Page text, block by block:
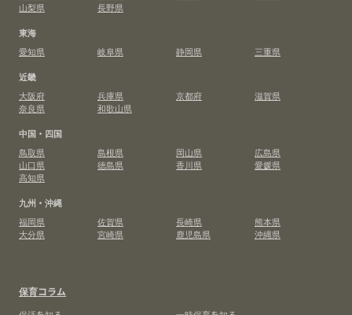
山梨県
長野県
東海
愛知県
岐阜県 静岡県
三重県
近畿
大阪府
兵庫県 京都府
滋賀県
奈良県
和歌山県
中国・四国
鳥取県
島根県 岡山県
広島県
山口県
徳島県 香川県
愛媛県
高知県
九州・沖縄
福岡県
佐賀県 長崎県
熊本県
大分県
宮崎県 鹿児島県 沖縄県
保育コラム